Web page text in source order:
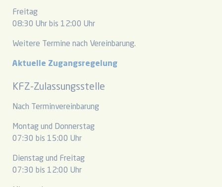
Freitag
08:30 Uhr bis 12:00 Uhr
Weitere Termine nach Vereinbarung.
Aktuelle Zugangsregelung
KFZ-Zulassungsstelle
Nach Terminvereinbarung
Montag und Donnerstag
07:30 bis 15:00 Uhr
Dienstag und Freitag
07:30 bis 12:00 Uhr